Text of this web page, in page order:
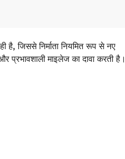
है, जिससे निर्माता नियमित रूप से नए
माइलेज का दावा करती है।